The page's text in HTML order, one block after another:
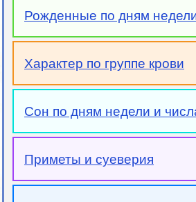
Рожденные по дням
Характер по группе крови
Сон по дням недели и
Приметы и суеверия